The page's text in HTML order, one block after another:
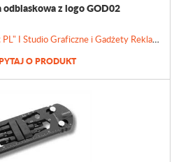
z logo GOD02
Agencja Reklamowa "Gadżet PL" I Studio Graficzne i Gadżety Reklamowe
O PRODUKT